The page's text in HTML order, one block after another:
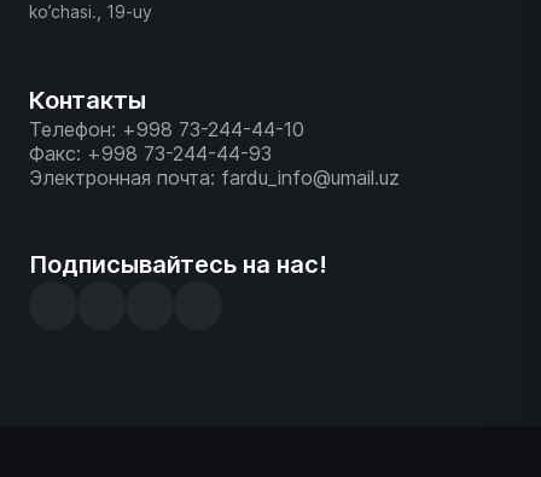
ko’chasi., 19-uy
Контакты
Телефон: +998 73-244-44-10
Факс: +998 73-244-44-93
Электронная почта: fardu_info@umail.uz
Подписывайтесь на нас!